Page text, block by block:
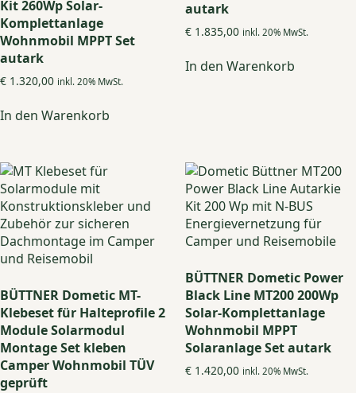
Kit 260Wp Solar-
Komplettanlage
Wohnmobil MPPT Set
autark
€ 1.320,00 inkl. 20% MwSt.
In den Warenkorb
autark
€1.835,00 inkl. 20% MwSt.
In den Warenkorb
BÜTTNER Dometic MT-
Klebeset für Halteprofile 2
Module Solarmodul
Montage Set kleben
Camper Wohnmobil TÜV
geprüft
BÜTTNER Dometic Power
Black Line MT200 200Wp
Solar-Komplettanlage
Wohnmobil MPPT
Solaranlage Set autark
€1.420,00 inkl. 20% MwSt.